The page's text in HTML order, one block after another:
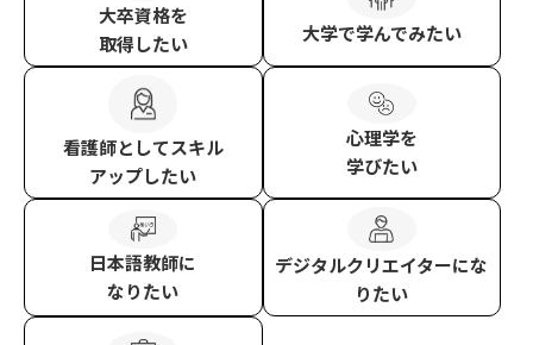
大卒資格を
取得したい
大学で学んでみたい
看護師としてスキル
アップしたい
心理学を
学びたい
日本語教師に
なりたい
デジタルクリエイターにな
りたい